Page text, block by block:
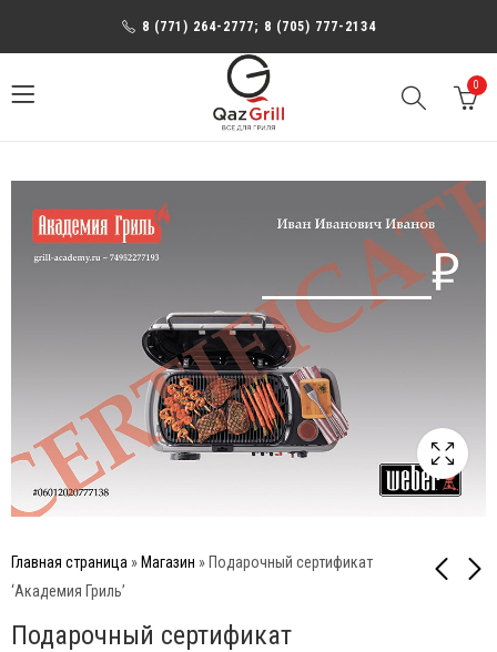
8 (771) 264-2777; 8 (705) 777-2134
0
Главная страница » Магазин » Подарочный сертификат
‘Академия Гриль’
Подарочный сертификат